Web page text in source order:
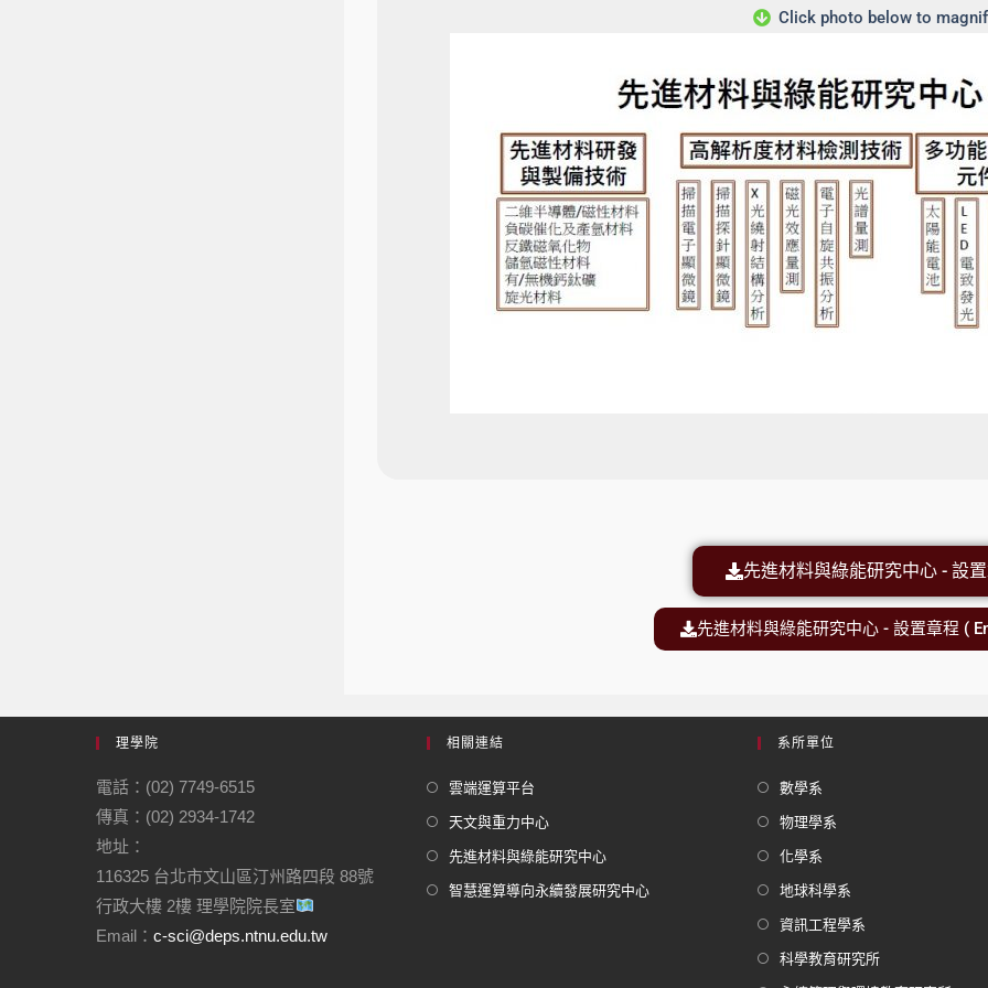
Click photo below to
先進材料與綠能研究中心 - 設
先進材料與綠能研究中心 - 設置章程 (
理學院
電話：(02) 7749-6515
傳真：(02) 2934-1742
地址：
116325 台北市文山區汀州路四段 88號
行政大樓 2樓 理學院院長室
Email： c-sci@deps.ntnu.edu.tw
相關連結
雲端運算平台
天文與重力中心
先進材料與綠能研究中心
智慧運算導向永續發展研究中心
系所單位
數學系
物理學系
化學系
地球科學系
資訊工程學系
科學教育研究所